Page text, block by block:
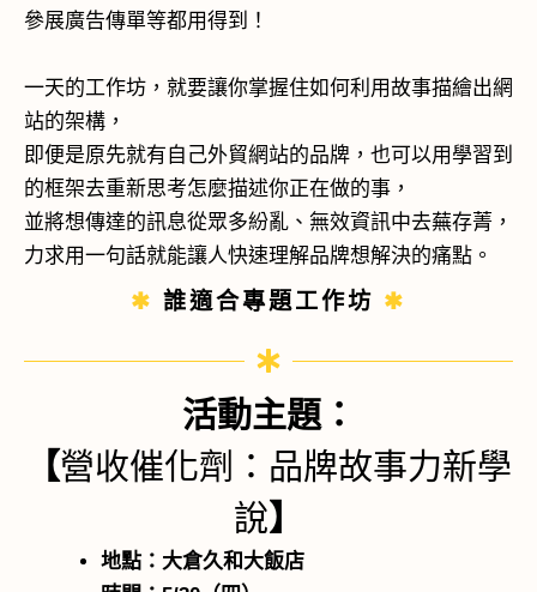
參展廣告傳單等都用得到！
一天的工作坊，就要讓你掌握住如何利用故事描繪出網
站的架構，
即便是原先就有自己外貿網站的品牌，也可以用學習到
的框架去重新思考怎麼描述你正在做的事，
並將想傳達的訊息從眾多紛亂、無效資訊中去蕪存菁，
力求用一句話就能讓人快速理解品牌想解決的痛點。
✱ 誰適合專題工作坊 ✱
活動主題：
【營收催化劑：品牌故事力新學
說】
地點：大倉久和大飯店